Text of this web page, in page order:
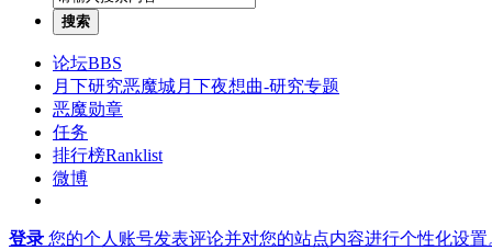
搜索
论坛BBS
月下研究恶魔城月下夜想曲-研究专题
恶魔勋章
任务
排行榜Ranklist
微博
登录 您的个人账号发表评论并对您的站点内容进行个性化设置